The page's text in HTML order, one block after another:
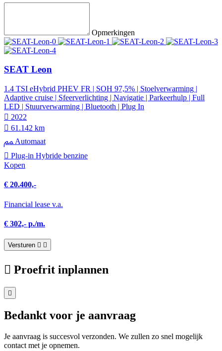
Opmerkingen
SEAT Leon
1.4 TSI eHybrid PHEV FR | SOH 97,5% | Stoelverwarming |
Adaptive cruise | Sfeerverlichting | Navigatie | Parkeerhulp | Full
LED | Stuurverwarming | Bluetooth | Plug In
2022
61.142 km
Automaat
Plug-in Hybride benzine
Kopen
€ 20.400,-
Financial lease v.a.
€ 302,- p./m.
Versturen
Proefrit inplannen
Bedankt voor je aanvraag
Je aanvraag is succesvol verzonden. We zullen zo snel mogelijk
contact met je opnemen.